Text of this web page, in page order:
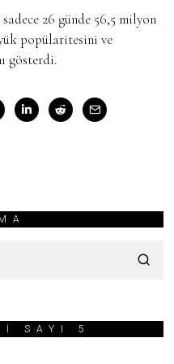
26 günde 56,5 milyon
popülaritesini ve
gösterdi.
SAYI 5